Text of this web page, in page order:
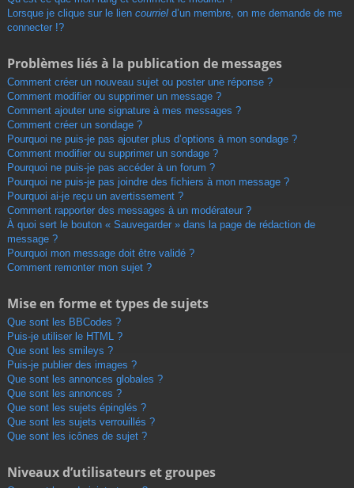
Lorsque je clique sur le lien courriel d’un membre, on me demande de me
connecter !?
Problèmes liés à la publication de messages
Comment créer un nouveau sujet ou poster une réponse ?
Comment modifier ou supprimer un message ?
Comment ajouter une signature à mes messages ?
Comment créer un sondage ?
Pourquoi ne puis-je pas ajouter plus d’options à mon sondage ?
Comment modifier ou supprimer un sondage ?
Pourquoi ne puis-je pas accéder à un forum ?
Pourquoi ne puis-je pas joindre des fichiers à mon message ?
Pourquoi ai-je reçu un avertissement ?
Comment rapporter des messages à un modérateur ?
À quoi sert le bouton « Sauvegarder » dans la page de rédaction de
message ?
Pourquoi mon message doit être validé ?
Comment remonter mon sujet ?
Mise en forme et types de sujets
Que sont les BBCodes ?
Puis-je utiliser le HTML ?
Que sont les smileys ?
Puis-je publier des images ?
Que sont les annonces globales ?
Que sont les annonces ?
Que sont les sujets épinglés ?
Que sont les sujets verrouillés ?
Que sont les icônes de sujet ?
Niveaux d’utilisateurs et groupes